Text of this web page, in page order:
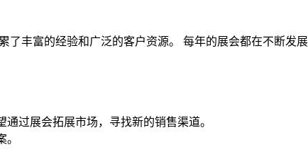
了丰富的经验和广泛的客户资源。 每年的展会都在不断发
过展会拓展市场，寻找新的销售渠道。